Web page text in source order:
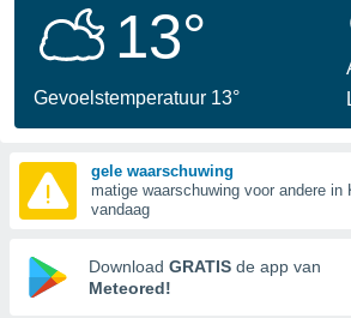
verstrekte
hoge
hebt de
voor
op basis
13°
Gevoelstemperatuur 13°
gele waarschuwing
matige waarschuwing voor andere in
vandaag
Download GRATIS de app van
Meteored!